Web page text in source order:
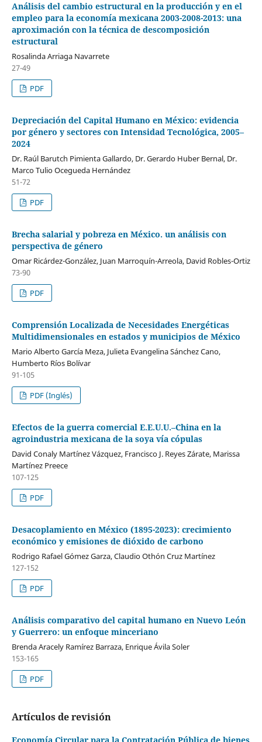
Análisis del cambio estructural en la producción y en el
empleo para la economía mexicana 2003-2008-2013: una
aproximación con la técnica de descomposición
estructural
Rosalinda Arriaga Navarrete
27-49
PDF
Depreciación del Capital Humano en México: evidencia
por género y sectores con Intensidad Tecnológica, 2005–
2024
Dr. Raúl Barutch Pimienta Gallardo, Dr. Gerardo Huber Bernal, Dr.
Marco Tulio Ocegueda Hernández
51-72
PDF
Brecha salarial y pobreza en México. un análisis con
perspectiva de género
Omar Ricárdez-González, Juan Marroquín-Arreola, David Robles-Ortiz
73-90
PDF
Comprensión Localizada de Necesidades Energéticas
Multidimensionales en estados y municipios de México
Mario Alberto García Meza, Julieta Evangelina Sánchez Cano,
Humberto Ríos Bolívar
91-105
PDF (Inglés)
Efectos de la guerra comercial E.E.U.U.–China en la
agroindustria mexicana de la soya vía cópulas
David Conaly Martínez Vázquez, Francisco J. Reyes Zárate, Marissa
Martínez Preece
107-125
PDF
Desacoplamiento en México (1895-2023): crecimiento
económico y emisiones de dióxido de carbono
Rodrigo Rafael Gómez Garza, Claudio Othón Cruz Martínez
127-152
PDF
Análisis comparativo del capital humano en Nuevo León
y Guerrero: un enfoque minceriano
Brenda Aracely Ramírez Barraza, Enrique Ávila Soler
153-165
PDF
Artículos de revisión